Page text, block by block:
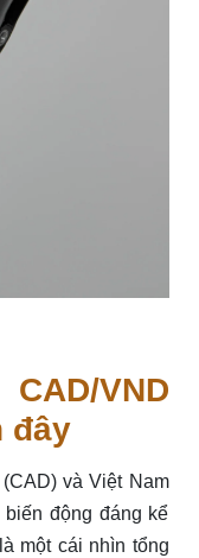
VND
đây
và Việt Nam
động đáng kể
một cái nhìn tổng